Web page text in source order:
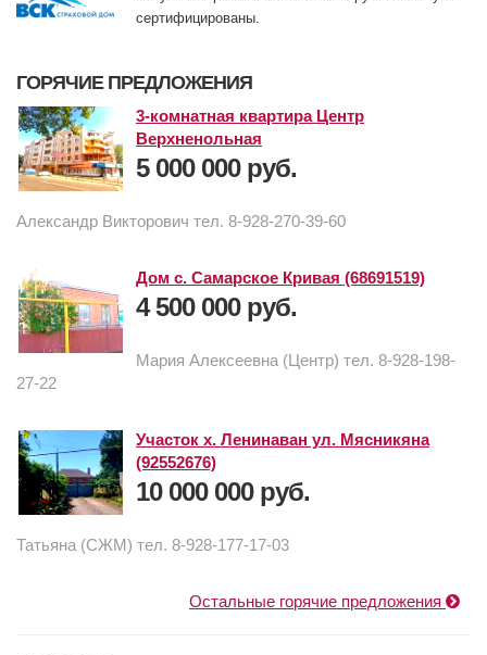
сертифицированы.
ГОРЯЧИЕ ПРЕДЛОЖЕНИЯ
3-комнатная квартира Центр
Верхненольная
5 000 000 руб.
Александр Викторович тел. 8-928-270-39-60
Дом с. Самарское Кривая (68691519)
4 500 000 руб.
Мария Алексеевна (Центр) тел. 8-928-198-
27-22
Участок х. Ленинаван ул. Мясникяна
(92552676)
10 000 000 руб.
Татьяна (СЖМ) тел. 8-928-177-17-03
Остальные горячие предложения